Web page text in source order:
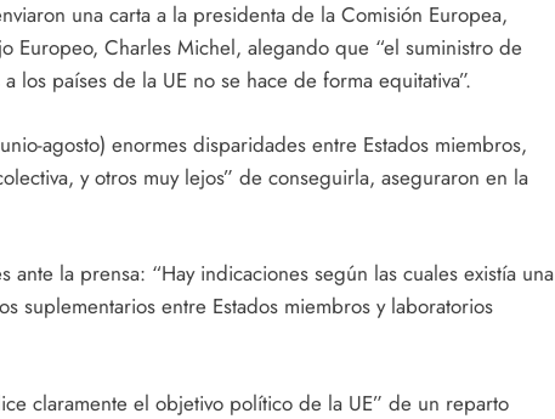
una carta a la presidenta de la Comisión Europea,
Europeo, Charles Michel, alegando que “el suministro de
los países de la UE no se hace de forma equitativa”.
agosto) enormes disparidades entre Estados miembros,
y otros muy lejos” de conseguirla, aseguraron en la
la prensa: “Hay indicaciones según las cuales existía una
suplementarios entre Estados miembros y laboratorios
claramente el objetivo político de la UE” de un reparto